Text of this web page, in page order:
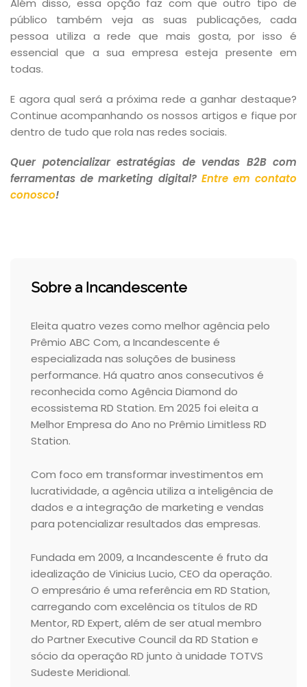
Além disso, essa opção faz com que outro tipo de
público também veja as suas publicações, cada
pessoa utiliza a rede que mais gosta, por isso é
essencial que a sua empresa esteja presente em
todas.
E agora qual será a próxima rede a ganhar destaque?
Continue acompanhando os nossos artigos e fique por
dentro de tudo que rola nas redes sociais.
Quer potencializar estratégias de vendas B2B com
ferramentas de marketing digital? Entre em contato
conosco!
Sobre a Incandescente
Eleita quatro vezes como melhor agência pelo
Prêmio ABC Com, a Incandescente é
especializada nas soluções de business
performance. Há quatro anos consecutivos é
reconhecida como Agência Diamond do
ecossistema RD Station. Em 2025 foi eleita a
Melhor Empresa do Ano no Prêmio Limitless RD
Station.
Com foco em transformar investimentos em
lucratividade, a agência utiliza a inteligência de
dados e a integração de marketing e vendas
para potencializar resultados das empresas.
Fundada em 2009, a Incandescente é fruto da
idealização de Vinicius Lucio, CEO da operação.
O empresário é uma referência em RD Station,
carregando com excelência os títulos de RD
Mentor, RD Expert, além de ser atual membro
do Partner Executive Council da RD Station e
sócio da operação RD junto à unidade TOTVS
Sudeste Meridional.